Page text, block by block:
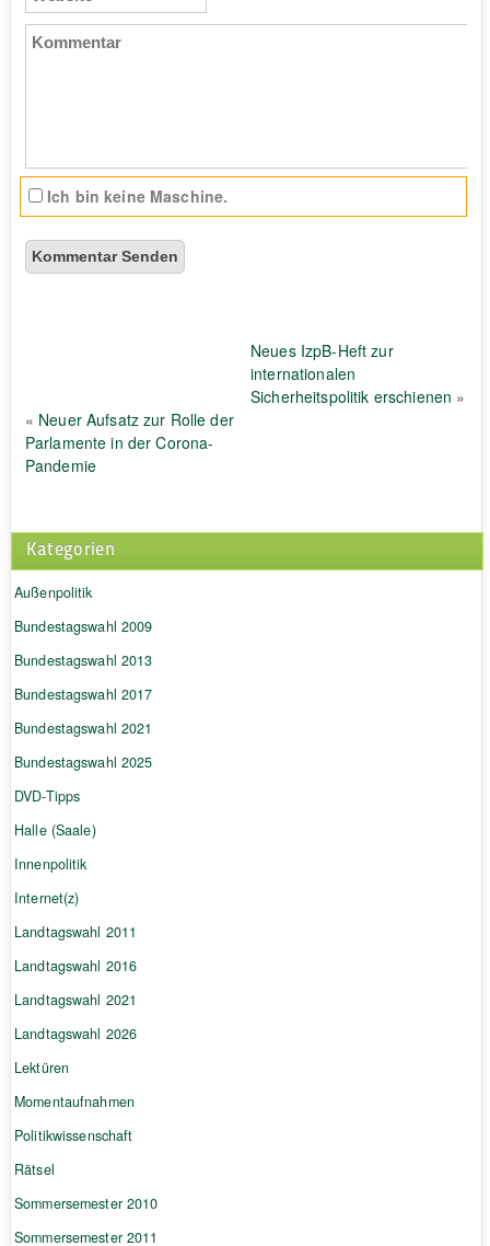
Kommentar
Ich bin keine Maschine.
Neues IzpB-Heft zur
internationalen
Sicherheitspolitik erschienen »
« Neuer Aufsatz zur Rolle der
Parlamente in der Corona-
Pandemie
Kategorien
Außenpolitik
Bundestagswahl 2009
Bundestagswahl 2013
Bundestagswahl 2017
Bundestagswahl 2021
Bundestagswahl 2025
DVD-Tipps
Halle (Saale)
Innenpolitik
Internet(z)
Landtagswahl 2011
Landtagswahl 2016
Landtagswahl 2021
Landtagswahl 2026
Lektüren
Momentaufnahmen
Politikwissenschaft
Rätsel
Sommersemester 2010
Sommersemester 2011